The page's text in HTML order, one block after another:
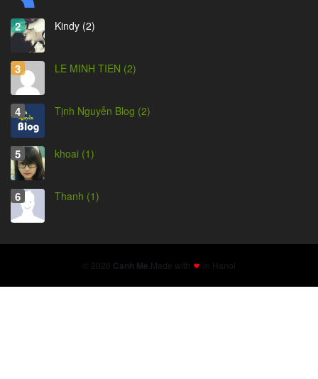
Kindy (2)
LE MINH TIEN (2)
Tịnh Nguyễn Blog (2)
khoai (1)
Thanh (1)
© 2026 Canh Me Made with in Hanoi